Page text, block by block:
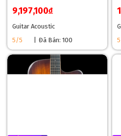
Và đặc biệt lưng hong của đàn là
xuất hiện ở những mẫu guitar cao
Cẩm Ấn với màu sắc đậm, vân gỗ
Ấn mang lại âm thanh ấm áp, sâu
chi tiết cao. Nó giúp tăng cường
9,197,100đ
Guitar Acoustic
5/5
Đã Bán: 100